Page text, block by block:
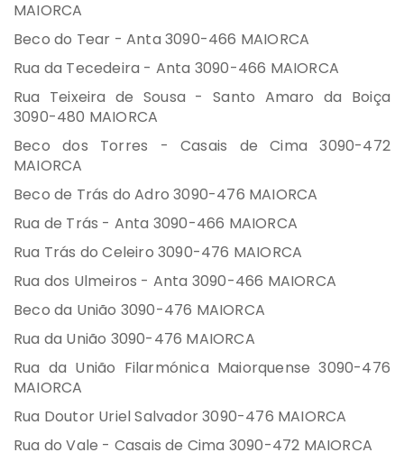
MAIORCA
Beco do Tear - Anta 3090-466 MAIORCA
Rua da Tecedeira - Anta 3090-466 MAIORCA
Rua Teixeira de Sousa - Santo Amaro da Boiça
3090-480 MAIORCA
Beco dos Torres - Casais de Cima 3090-472
MAIORCA
Beco de Trás do Adro 3090-476 MAIORCA
Rua de Trás - Anta 3090-466 MAIORCA
Rua Trás do Celeiro 3090-476 MAIORCA
Rua dos Ulmeiros - Anta 3090-466 MAIORCA
Beco da União 3090-476 MAIORCA
Rua da União 3090-476 MAIORCA
Rua da União Filarmónica Maiorquense 3090-476
MAIORCA
Rua Doutor Uriel Salvador 3090-476 MAIORCA
Rua do Vale - Casais de Cima 3090-472 MAIORCA